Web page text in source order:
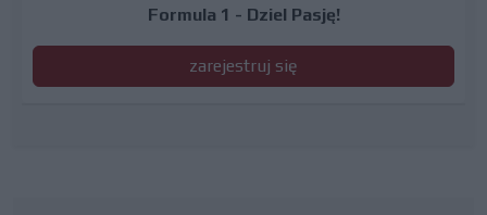
Formula 1 - Dziel Pasję!
zarejestruj się